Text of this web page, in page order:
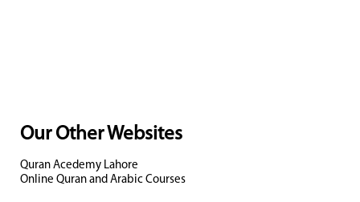
Our Other Websites
Quran Acedemy Lahore
Online Quran and Arabic Courses